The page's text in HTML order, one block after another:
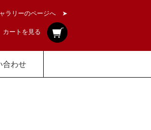
ラリーのページへ ➤
カートを見る
合わせ